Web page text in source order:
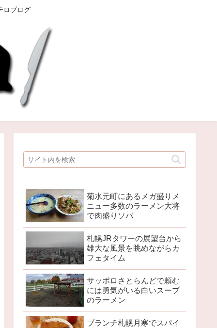
ロブログ
菊水元町にあるメガ盛りメ
ニュー多数のラーメン大将
で肉盛りソバ
札幌JRタワーの展望台から
雄大な風景を眺めながらカ
フェタイム
サッポロさとらんどで頼む
には勇気がいる白いスープ
のラーメン
ブランチ札幌月寒でスパイ